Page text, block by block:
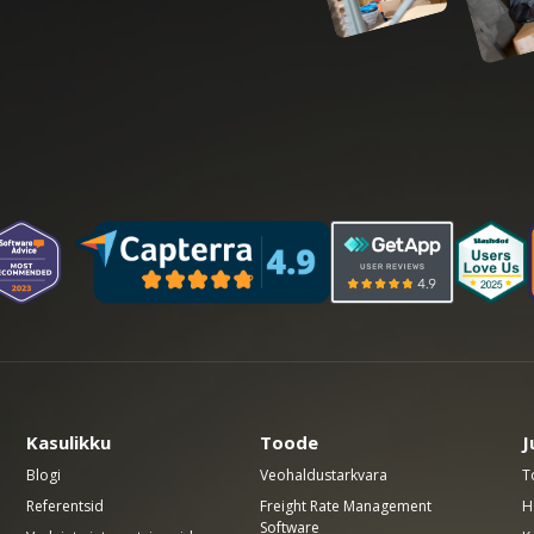
Kasulikku
Blogi
Referentsid
Toode
Veohaldustarkvara
Freight Rate Management
Software